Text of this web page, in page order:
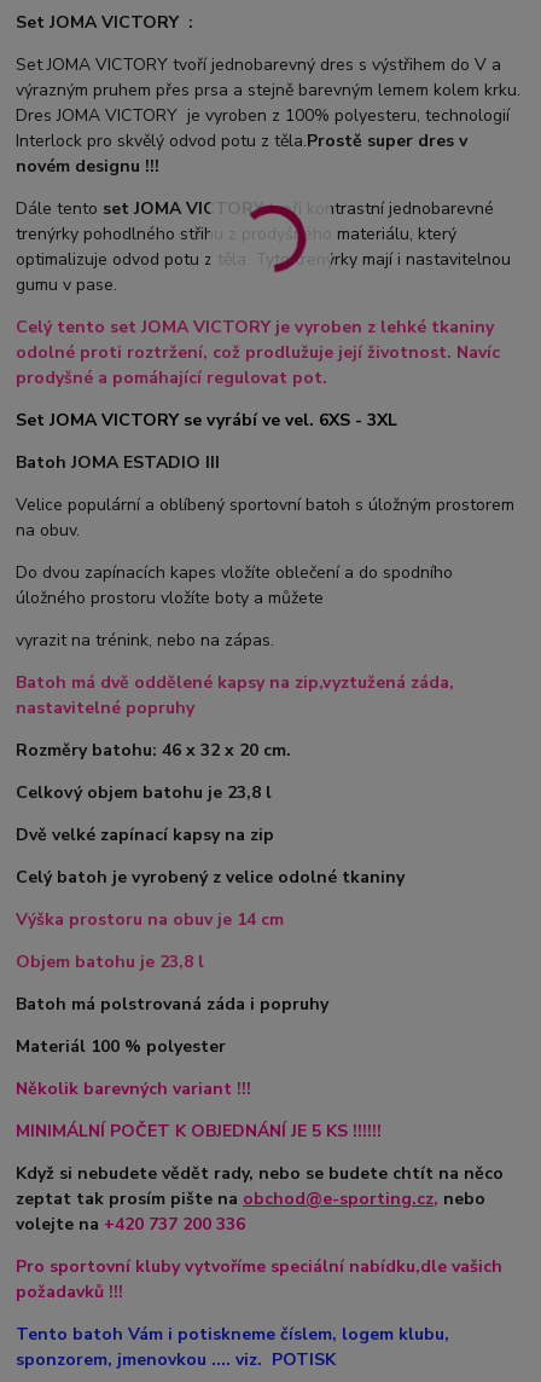
Set JOMA VICTORY :
Set JOMA VICTORY tvoří jednobarevný dres s výstřihem do V a
výrazným pruhem přes prsa a stejně barevným lemem kolem krku.
Dres JOMA VICTORY je vyroben z 100% polyesteru, technologií
Interlock pro skvělý odvod potu z těla.Prostě super dres v
novém designu !!!
Dále tento set JOMA VICTORYtvoří kontrastní jednobarevné
trenýrky pohodlného střihu z prodyšného materiálu, který
optimalizuje odvod potu z těla. Tyto trenýrky mají i nastavitelnou
gumu v pase.
Celý tento set JOMA VICTORY je vyroben z lehké tkaniny
odolné proti roztržení, což prodlužuje její životnost. Navíc
prodyšné a pomáhající regulovat pot.
Set JOMA VICTORY se vyrábí ve vel. 6XS - 3XL
Batoh JOMA ESTADIO III
Velice populární a oblíbený sportovní batoh s úložným prostorem
na obuv.
Do dvou zapínacích kapes vložíte oblečení a do spodního
úložného prostoru vložíte boty a můžete
vyrazit na trénink, nebo na zápas.
Batoh má dvě oddělené kapsy na zip,vyztužená záda,
nastavitelné popruhy
Rozměry batohu: 46 x 32 x 20 cm.
Celkový objem batohu je 23,8 l
Dvě velké zapínací kapsy na zip
Celý batoh je vyrobený z velice odolné tkaniny
Výška prostoru na obuv je 14 cm
Objem batohu je 23,8 l
Batoh má polstrovaná záda i popruhy
Materiál 100 % polyester
Několik barevných variant !!!
MINIMÁLNÍ POČET K OBJEDNÁNÍ JE 5 KS !!!!!!
Když si nebudete vědět rady, nebo se budete chtít na něco
zeptat tak prosím pište na obchod@e-sporting.cz, nebo
volejte na +420 737 200 336
Pro sportovní kluby vytvoříme speciální nabídku,dle vašich
požadavků !!!
Tento batoh Vám i potiskneme číslem, logem klubu,
sponzorem, jmenovkou .... viz. POTISK